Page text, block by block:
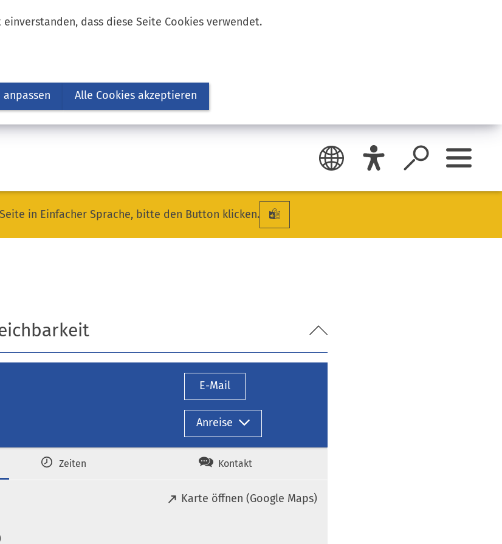
dass diese Seite Cookies verwendet.
Alle Cookies akzeptieren
in Einfacher Sprache, bitte den Button klicken.
E-Mail
Anreise
Zeiten Kontakt
Karte öffnen (Google Maps)
(